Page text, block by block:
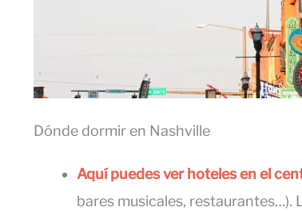
Dónde dormir en Nashville
Aquí puedes ver hoteles en el
bares musicales, restaurantes…).